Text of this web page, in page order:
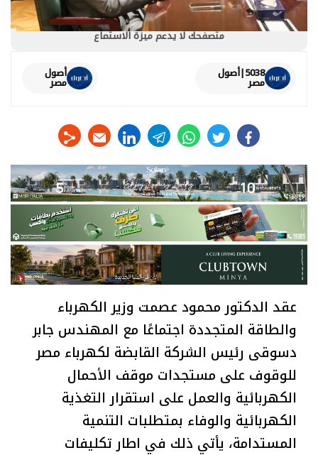
متصفحك لا يدعم ميزة الاستماع
5038|أصول
مصر
أصول
مصر
facebook
twitter
whats
telegram
linkedin
عقد الدكتور محمود عصمت وزير الكهرباء
والطاقة المتجددة اجتماعًا مع المهندس جابر
دسوقى رئيس الشركة القابضة لكهرباء مصر
للوقوف على مستجدات موقف الأحمال
الكهربائية والعمل على استقرار التغذية
الكهربائية والوفاء بمتطلبات التنمية
المستدامة، يأتي ذلك في اطار تكليفات